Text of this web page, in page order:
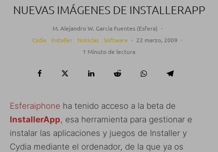
NUEVAS IMÁGENES DE INSTALLERAPP
M. Alejandro W. García Fuentes (Esfera) ·
Cydia
Installer Noticias Software · 22 marzo, 2009 ·
1 Minuto de lectura
Esferaiphone ha tenido acceso a la beta de
InstallerApp, esa herramienta para gestionar e
instalar las aplicaciones y juegos de Installer y
Cydia mediante el ordenador, de la que ya os